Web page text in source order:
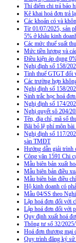
Thí điểm chi trả bảo
Kê khai hoá đơn trả
Các khoản có và
Từ 01/07/2025, sản
5% ở khâu kinh
Các mức thuế suất
Mức tiền lương và
Điều kiện áp dụng
Nghị định số 158/
Tính thuế GTGT đối
Các trường hợp
Nghị định số 158/
Sinh trắc học hoá
Nghị định số 174/
Nghị quyết sô 204/
Tên, địa chỉ, mã số
Bãi bỏ lệ phí môn
Nghị định số 117/
sàn TMĐT
Hướng dẫn giải trình
Công văn 1591 Chi
Mẫu biên bản xuất
Mẫu biên bản điều
Mẫu biên bản điều
Hộ kinh doanh có
Mẫu 04/SS theo
Lập hoá đơn đối với
Lập hoá đơn đối với
Quy định xuất hoá
Thông tư số 32/
Hoá đơn thương mại
Quy trình đăng ký